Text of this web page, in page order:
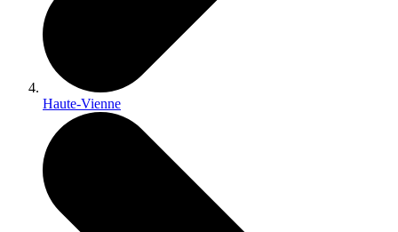
Haute-Vienne